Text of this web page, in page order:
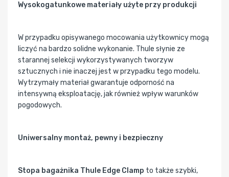
Wysokogatunkowe materiały użyte przy produkcji
W przypadku opisywanego mocowania użytkownicy mogą
liczyć na bardzo solidne wykonanie. Thule słynie ze
starannej selekcji wykorzystywanych tworzyw
sztucznych i nie inaczej jest w przypadku tego modelu.
Wytrzymały materiał gwarantuje odporność na
intensywną eksploatację, jak również wpływ warunków
pogodowych.
Uniwersalny montaż, pewny i bezpieczny
Stopa bagażnika Thule Edge Clamp to także szybki,